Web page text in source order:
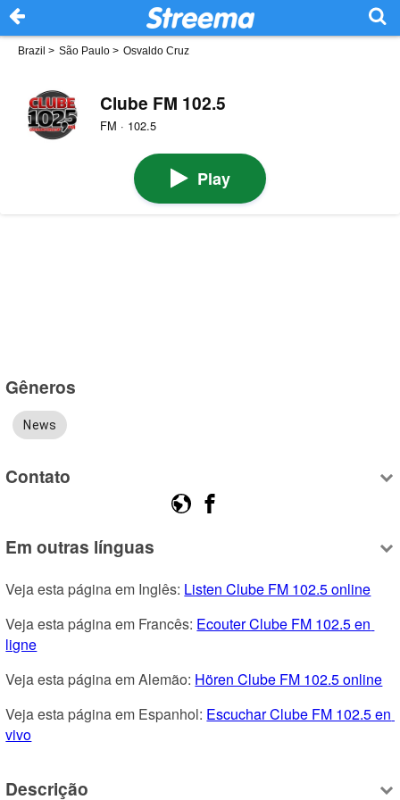
Brazil > São Paulo > Osvaldo Cruz
Clube FM 102.5
FM · 102.5
Play
Gêneros
News
Contato
Em outras línguas
Veja esta página em Inglês: Listen Clube FM 102.5 online
Veja esta página em Francês: Ecouter Clube FM 102.5 en
ligne
Veja esta página em Alemão: Hören Clube FM 102.5 online
Veja esta página em Espanhol: Escuchar Clube FM 102.5 en
vivo
Descrição